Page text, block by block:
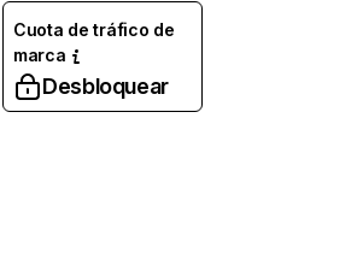
Cuota de tráfico de
marca
Desbloquear